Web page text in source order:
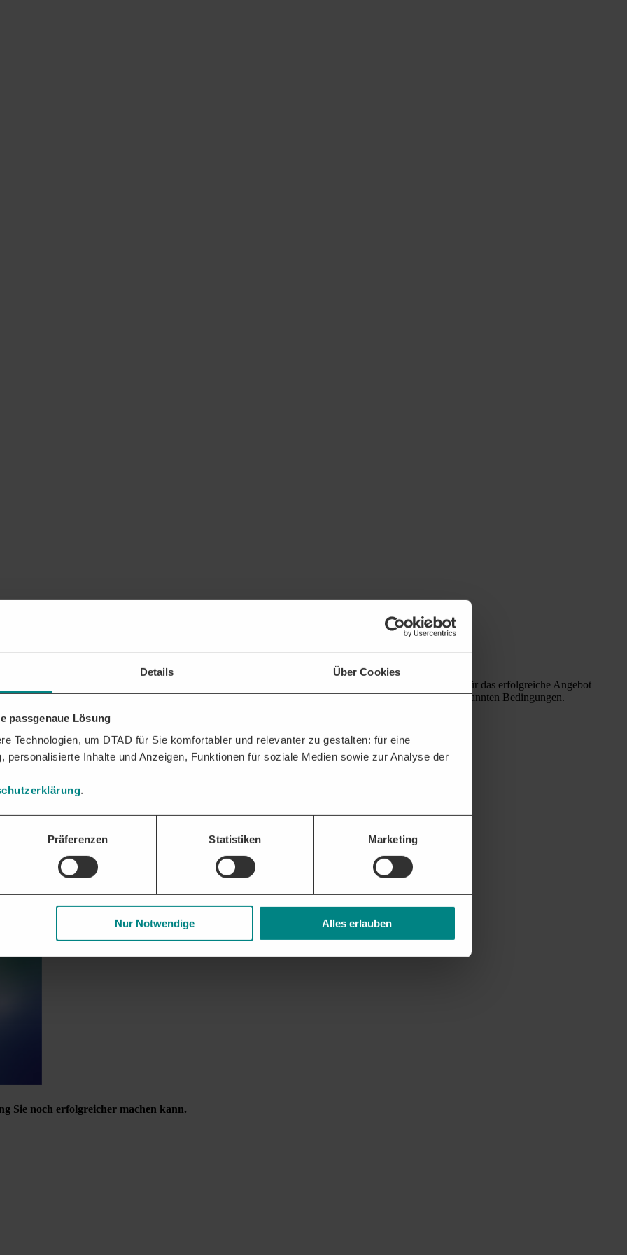
Details Über Cookies
passgenaue Lösung
Technologien, um DTAD für Sie komfortabler und relevanter zu gestalten: für eine
personalisierte Inhalte und Anzeigen, Funktionen für soziale Medien sowie zur Analyse der
.
Präferenzen Statistiken Marketing
Nur Notwendige Alles erlauben
wirtschaftlichste Angebot eines Bieters von der
angenommen. Die Zuschlagserteilung für das erfolgreiche Angebot
Der mit der Zuschlagserteilung zustande kommende Vertrag enthält die in derAusschreibunggenannten Bedingungen.
der Vergabe:
Sie noch erfolgreicher machen kann.